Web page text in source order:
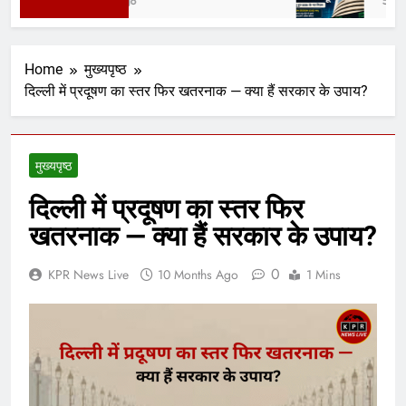
Home
मुख्यपृष्ठ
दिल्ली में प्रदूषण का स्तर फिर खतरनाक — क्या हैं सरकार के उपाय?
मुख्यपृष्ठ
दिल्ली में प्रदूषण का स्तर फिर
खतरनाक — क्या हैं सरकार के उपाय?
KPR News Live 10 Months Ago 0 1 Mins